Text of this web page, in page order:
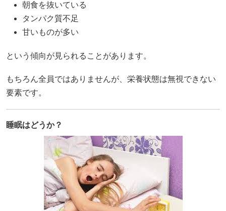
朝食を抜いている
タンパク質不足
甘いものが多い
という傾向が見られることがあります。
もちろん全員ではありませんが、栄養状態は無視できない
要素です。
睡眠はどうか？